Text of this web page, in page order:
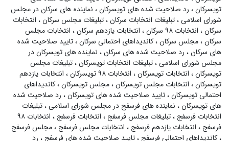
تویسرکان، رد صلاحیت شده های تویسرکان، نماینده های سرکان در مجلس
شورای اسلامی،تبلیغات انتخابات سرکان،تبلیغات مجلس سرکان، انتخابات
سرکان، انتخابات ۹۸ سرکان ، انتخابات یازدهم سرکان، انتخابات مجلس
سرکان،مجلس سرکان،کاندیداهای احتمالی سرکان،تایید صلاحیت شده
های سرکان، رد صلاحیت شده های سرکان، نماینده های تویسرکان در
مجلس شورای اسلامی،تبلیغات انتخابات تویسرکان،تبلیغات مجلس
تویسرکان، انتخابات تویسرکان، انتخابات ۹۸ تویسرکان ، انتخابات یازدهم
تویسرکان، انتخابات مجلس تویسرکان،مجلس تویسرکان،کاندیداهای
احتمالی تویسرکان،تایید صلاحیت شده های تویسرکان، رد صلاحیت شده
های تویسرکان، نماینده های فرسفج در مجلس شورای اسلامی،تبلیغات
انتخابات فرسفج ،تبلیغات مجلس فرسفج ، انتخابات فرسفج ،
انتخابات ۹۸
فرسفج ، انتخابات یازدهم فرسفج ، انتخابات مجلس فرسفج ،مجلس فرسفج
،کاندیداهای احتمالی فرسفج ،تایید صلاحیت شده های فرسفج ، رد